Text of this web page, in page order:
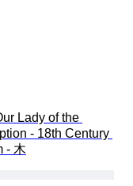
Lady of the
- 18th Century
- 木